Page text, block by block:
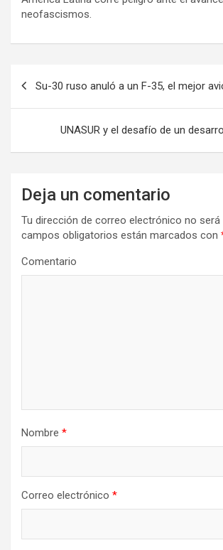
neofascismos.
Su-30 ruso anuló a un F-35, el mejor
UNASUR y el desafío de un
Deja un comentario
Tu dirección de correo electrónico no será
campos obligatorios están marcados con
Comentario
Nombre *
Correo electrónico *